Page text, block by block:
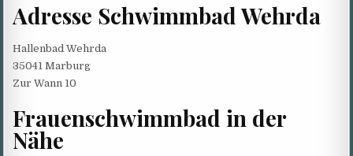
Adresse Schwimmbad Wehrda
Hallenbad Wehrda
35041 Marburg
Zur Wann 10
Frauenschwimmbad in der
Nähe